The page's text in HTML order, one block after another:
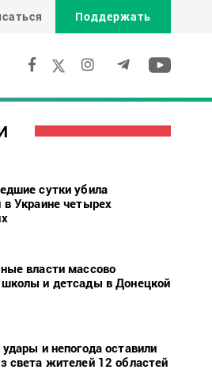
Поддержать
сутки убила
Украине четырех
власти массово
и детсады в Донецкой
и непогода оставили
света жителей 12 областей